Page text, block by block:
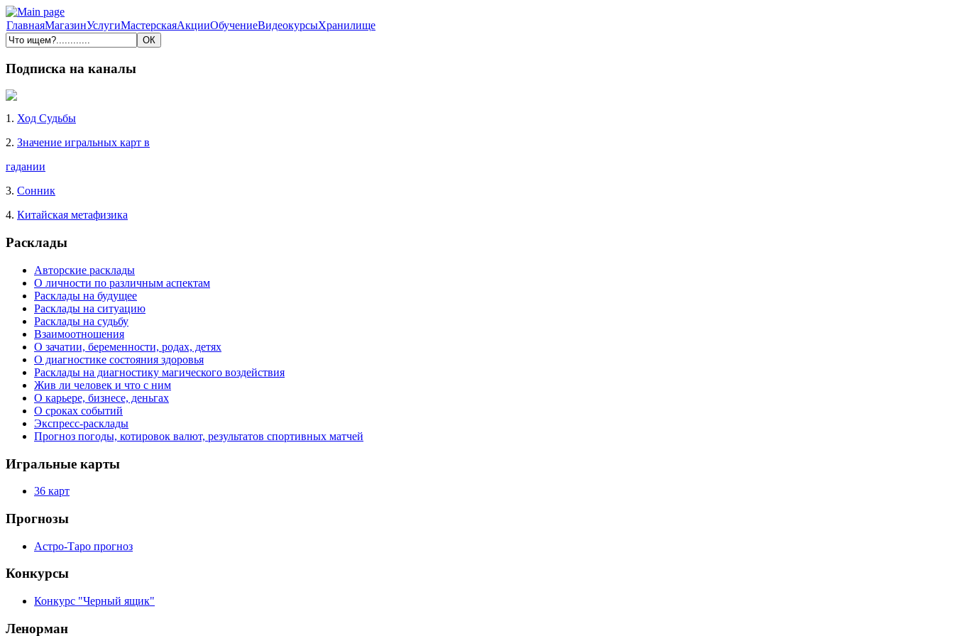
ГлавнаяМагазинУслугиМастерскаяАкцииОбучениеВидеокурсыХранилище
Подписка на каналы
1. Ход Судьбы
2. Значение игральных карт в
гадании
3. Сонник
4. Китайская метафизика
Расклады
Авторские расклады
О личности по различным аспектам
Расклады на будущее
Расклады на ситуацию
Расклады на судьбу
Взаимоотношения
О зачатии, беременности, родах, детях
О диагностике состояния здоровья
Расклады на диагностику магического воздействия
Жив ли человек и что с ним
О карьере, бизнесе, деньгах
О сроках событий
Экспресс-расклады
Прогноз погоды, котировок валют, результатов спортивных матчей
Игральные карты
36 карт
Прогнозы
Астро-Таро прогноз
Конкурсы
Конкурс "Черный ящик"
Ленорман